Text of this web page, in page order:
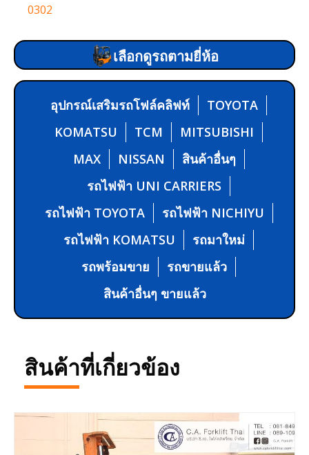
0302
เลือกดูรถตามยี่ห้อ
อุปกรณ์เสริมรถโฟล์คลิฟท์
TOYOTA
KOMATSU
TCM
MITSUBISHI
MAX
NISSAN
สินค้าอื่นๆ
รถไฟฟ้า UNI CARRIERS
รถไฟฟ้า TOYOTA
รถไฟฟ้า NICHIYU
รถไฟฟ้า KOMATSU
รถมาใหม่
รถพร้อมขาย
รถขายแล้ว
สินค้าอื่นๆ ขายแล้ว
สินค้าที่เกี่ยวข้อง